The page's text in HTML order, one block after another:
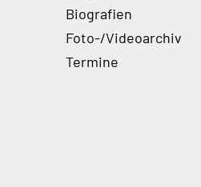
Biografien
Foto-/Videoarchiv
Termine